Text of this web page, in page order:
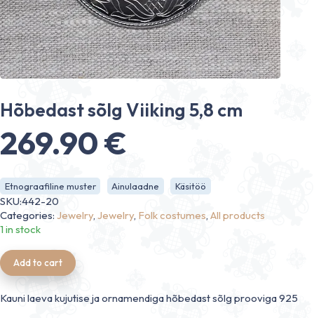
Hõbedast sõlg Viiking 5,8 cm
269.90€
Etnograafiline muster Ainulaadne Käsitöö
SKU:442-20
Categories: Jewelry, Jewelry, Folk costumes, All products
1 in stock
Add to cart
Kauni laeva kujutise ja ornamendiga hõbedast sõlg prooviga 925